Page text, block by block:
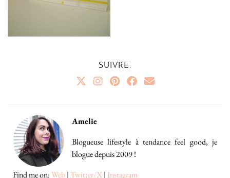
SUIVRE:
Amelie
Blogueuse lifestyle à tendance feel good, je
blogue depuis 2009 !
Find me on:Web|Twitter/X| Instagram